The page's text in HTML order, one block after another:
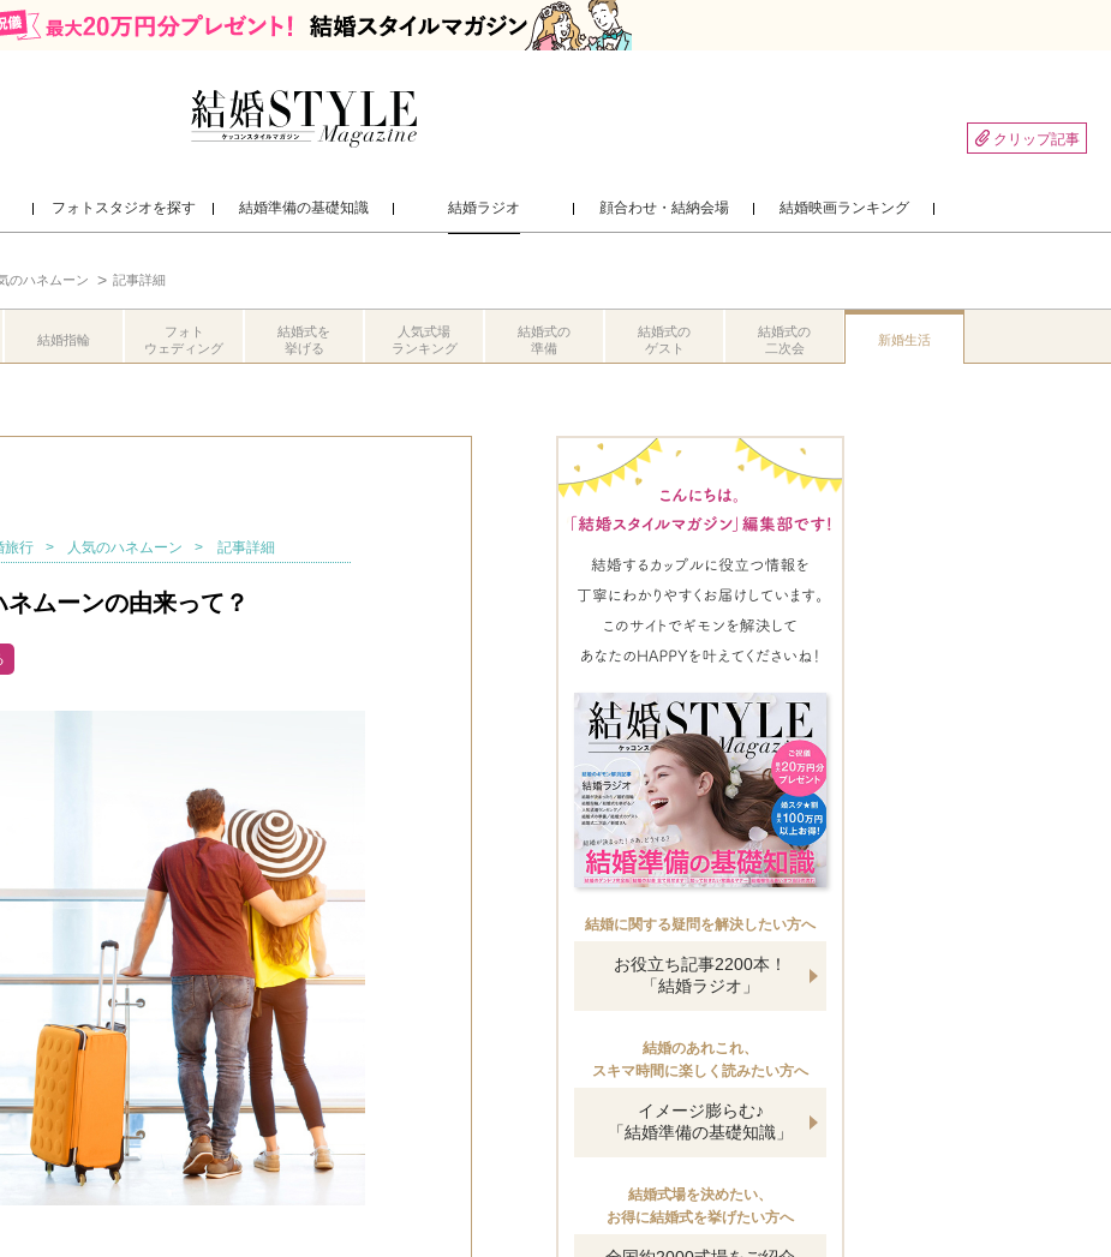
クリップ記事
フォトスタジオを探す 結婚準備の基礎知識 結婚ラジオ 顔合わせ・結納会場 結婚映画ランキング
のハネムーン 記事詳細
結婚指輪
フォト
ウェディング
結婚式を
挙げる
人気式場
ランキング
結婚式の
準備
結婚式の
ゲスト
結婚式の
二次会
新婚生活
旅行 人気のハネムーン 記事詳細
ネムーンの由来って？
結婚に関する疑問を解決したい方へ
お役立ち記事2200本！
「結婚ラジオ」
結婚のあれこれ、
スキマ時間に楽しく読みたい方へ
イメージ膨らむ♪
「結婚準備の基礎知識」
結婚式場を決めたい、
お得に結婚式を挙げたい方へ